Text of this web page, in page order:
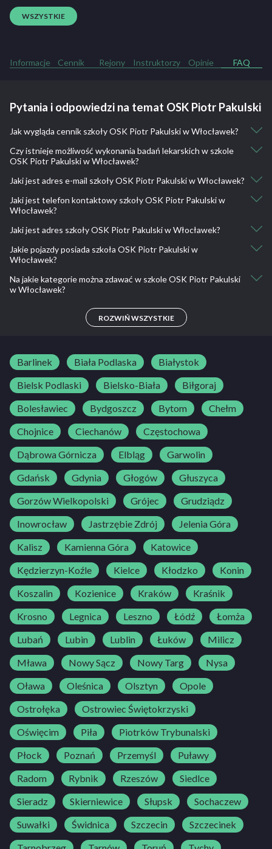
WSZYSTKIE
Informacje Cennik Rejony Instruktorzy Opinie FAQ
Pytania i odpowiedzi na temat OSK Piotr Pakulski
Jak wygląda cennik szkoły OSK Piotr Pakulski w Włocławek?
Kurs kat. B: 1900
Kurs kat. B-automat: 2200
Kurs kat. A, A1, A2: 2000
Czy istnieje możliwość wykonania badań lekarskich w szkole
OSK Piotr Pakulski w Włocławek?
Nie, nie ma takiej możliwości.
Jaki jest adres e-mail szkoły OSK Piotr Pakulski w Włocławek?
oskpakulski@gmail.com
Jaki jest telefon kontaktowy szkoły OSK Piotr Pakulski w
Włocławek?
600 855 965
Jaki jest adres szkoły OSK Piotr Pakulski w Włocławek?
Stefana Okrzei 5, 87-810 Włocławek, Polska
Jakie pojazdy posiada szkoła OSK Piotr Pakulski w
Włocławek?
Yamaha XJ6N, Yamaha YBR125 Custom, Benzer Shaft, Toyota
Yaris, Toyota Camry
Na jakie kategorie można zdawać w szkole OSK Piotr Pakulski
w Włocławek?
ROZWIŃ WSZYSTKIE
Barlinek Biała Podlaska
Białystok
Bielsk Podlaski
Bielsko-Biała
Biłgoraj
Bolesławiec
Bydgoszcz Bytom
Chełm
Chojnice
Ciechanów
Częstochowa
Dąbrowa Górnicza
Elbląg
Garwolin
Gdańsk
Gdynia Głogów
Głuszyca
Gorzów Wielkopolski
Grójec
Grudziądz
Inowrocław
Jastrzębie Zdrój
Jelenia Góra
Kalisz
Kamienna Góra
Katowice
Kędzierzyn-Koźle
Kielce Kłodzko
Konin
Koszalin
Kozienice Kraków
Kraśnik
Krosno
Legnica Leszno Łódź
Łomża
Lubań
Lubin Lublin Łuków
Milicz
Mława
Nowy Sącz Nowy Targ
Nysa
Oława
Oleśnica Olsztyn
Opole
Ostrołęka
Ostrowiec Świętokrzyski
Oświęcim
Piła
Piotrków Trybunalski
Płock
Poznań Przemyśl
Puławy
Radom
Rybnik Rzeszów
Siedlce
Sieradz
Skierniewice Słupsk
Sochaczew
Suwałki
Świdnica Szczecin
Szczecinek